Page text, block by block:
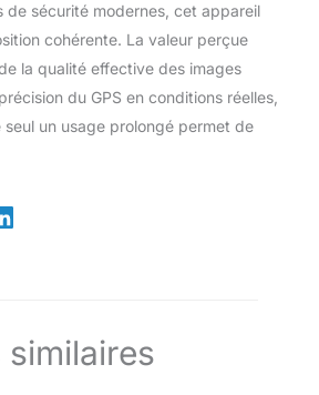
de sécurité modernes, cet appareil
cohérente. La valeur perçue
la qualité effective des images
du GPS en conditions réelles,
un usage prolongé permet de